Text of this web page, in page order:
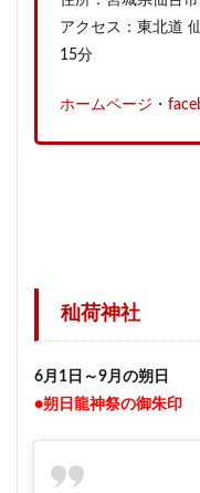
アクセス：東北道
15分
ホームページ ・
秈荷神社
6月1日～9月の朔日
●朔日龍神祭の御朱印